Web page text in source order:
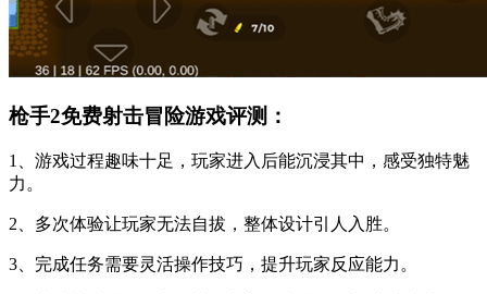
枪手2免费射击冒险游戏评测：
1、游戏过程趣味十足，玩家进入后能沉浸其中，感受独特魅
力。
2、多次体验让玩家无法自拔，整体设计引人入胜。
3、完成任务需要灵活操作技巧，提升玩家反应能力。